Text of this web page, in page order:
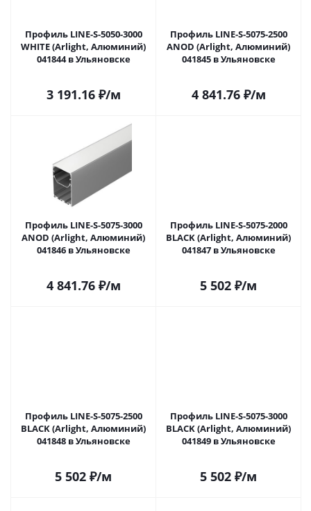
Профиль LINE-S-5050-3000
WHITE (Arlight, Алюминий)
041844 в Ульяновске
3 191.16₽/м
Профиль LINE-S-5075-2500
ANOD (Arlight, Алюминий)
041845 в Ульяновске
4 841.76₽/м
Профиль LINE-S-5075-3000
ANOD (Arlight, Алюминий)
041846 в Ульяновске
4 841.76₽/м
Профиль LINE-S-5075-2000
BLACK (Arlight, Алюминий)
041847 в Ульяновске
5 502 ₽/м
Профиль LINE-S-5075-2500
BLACK (Arlight, Алюминий)
041848 в Ульяновске
5 502 ₽/м
Профиль LINE-S-5075-3000
BLACK (Arlight, Алюминий)
041849 в Ульяновске
5 502 ₽/м